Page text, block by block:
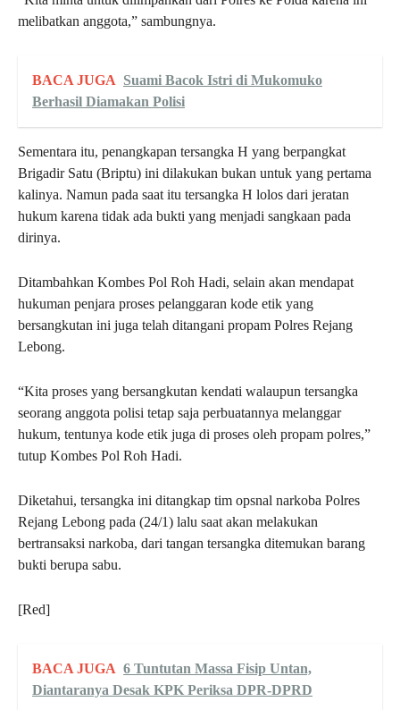
melibatkan anggota,” sambungnya.
BACA JUGA Suami Bacok Istri di Mukomuko
Berhasil Diamakan Polisi
Sementara itu, penangkapan tersangka H yang berpangkat
Brigadir Satu (Briptu) ini dilakukan bukan untuk yang pertama
kalinya. Namun pada saat itu tersangka H lolos dari jeratan
hukum karena tidak ada bukti yang menjadi sangkaan pada
dirinya.
Ditambahkan Kombes Pol Roh Hadi, selain akan mendapat
hukuman penjara proses pelanggaran kode etik yang
bersangkutan ini juga telah ditangani propam Polres Rejang
Lebong.
“Kita proses yang bersangkutan kendati walaupun tersangka
seorang anggota polisi tetap saja perbuatannya melanggar
hukum, tentunya kode etik juga di proses oleh propam polres,”
tutup Kombes Pol Roh Hadi.
Diketahui, tersangka ini ditangkap tim opsnal narkoba Polres
Rejang Lebong pada (24/1) lalu saat akan melakukan
bertransaksi narkoba, dari tangan tersangka ditemukan barang
bukti berupa sabu.
[Red]
BACA JUGA 6 Tuntutan Massa Fisip Untan,
Diantaranya Desak KPK Periksa DPR-DPRD